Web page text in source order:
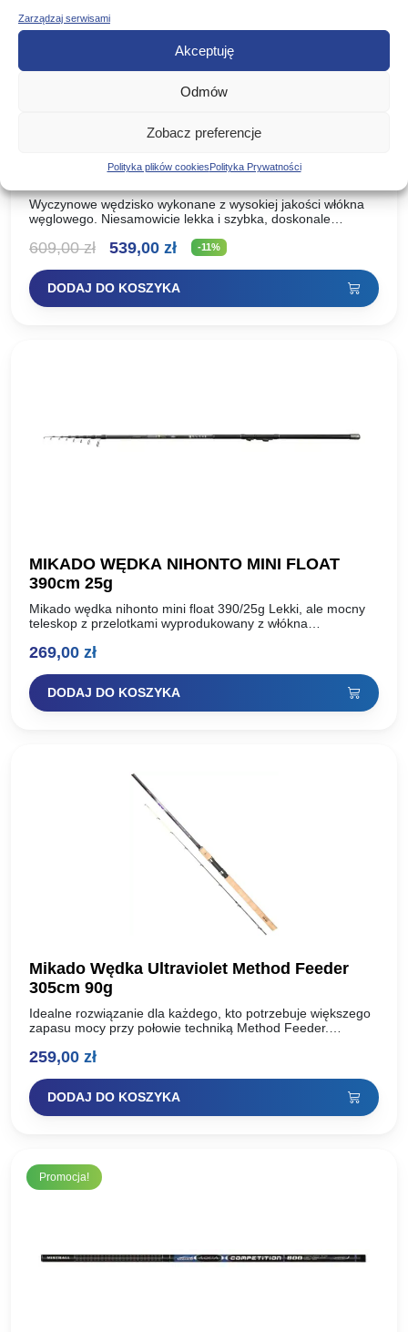
Zarządzaj serwisami
Akceptuję
Odmów
Zobacz preferencje
Polityka plików cookiesPolityka Prywatności
Mistrall Wędka Aqua Pole Bat 700cm 30g
Wyczynowe wędzisko wykonane z wysokiej jakości włókna
węglowego. Niesamowicie lekka i szybka, doskonale
wygodnym podczas łowienia bez…
609,00zł
Pierwotna
cena
wynosiła:
539,00 złAktualna
cena
wynosi:
-11%
DODAJ DO KOSZYKA
MIKADO WĘDKA NIHONTO MINI FLOAT
390cm 25g
Mikado wędka nihonto mini float 390/25g Lekki, ale mocny
teleskop z przelotkami wyprodukowany z włókna
charakteryzuje się specyficzną,mięsistą…
269,00 zł
DODAJ DO KOSZYKA
Mikado Wędka Ultraviolet Method Feeder
305cm 90g
Idealne rozwiązanie dla każdego, kto potrzebuje większego
zapasu mocy przy połowie techniką Method Feeder.
znaku „Method” doskonale…
259,00 zł
DODAJ DO KOSZYKA
Promocja!